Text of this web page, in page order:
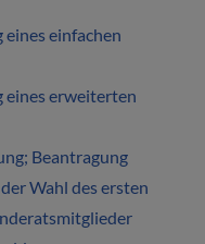
einfachen
eines erweiterten
Beantragung
Wahl des ersten